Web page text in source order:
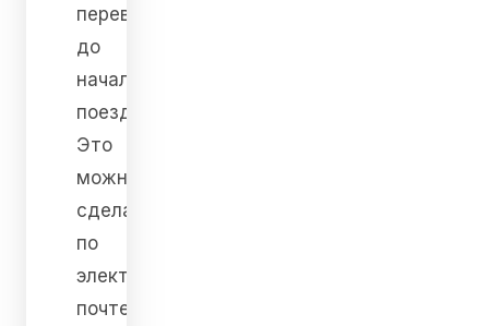
перевозчику
до
начала
поездки.
Это
можно
сделать
по
электронной
почте,